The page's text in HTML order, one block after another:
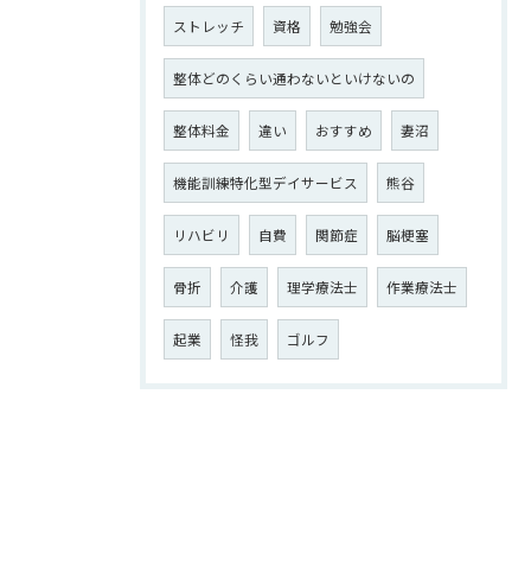
ストレッチ 資格 勉強会
整体どのくらい通わないといけないの
整体料金 違い おすすめ 妻沼
機能訓練特化型デイサービス 熊谷
リハビリ 自費 関節症 脳梗塞
骨折 介護 理学療法士 作業療法士
起業 怪我 ゴルフ